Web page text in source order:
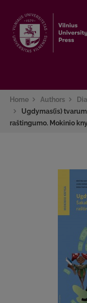
Home Authors
Ugdymas(is)
raštingumo. Mokinio